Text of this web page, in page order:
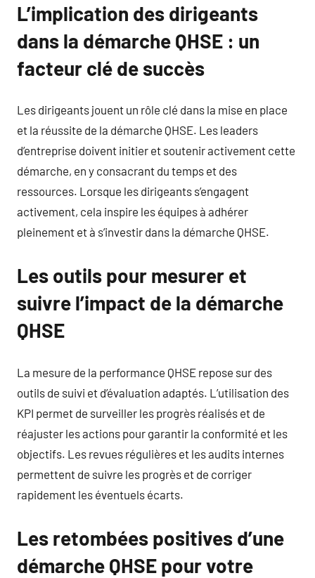
L’implication des dirigeants
dans la démarche QHSE : un
facteur clé de succès
Les dirigeants jouent un rôle clé dans la mise en place
et la réussite de la démarche QHSE. Les leaders
d’entreprise doivent initier et soutenir activement cette
démarche, en y consacrant du temps et des
ressources. Lorsque les dirigeants s’engagent
activement, cela inspire les équipes à adhérer
pleinement et à s’investir dans la démarche QHSE.
Les outils pour mesurer et
suivre l’impact de la démarche
QHSE
La mesure de la performance QHSE repose sur des
outils de suivi et d’évaluation adaptés. L’utilisation des
KPI permet de surveiller les progrès réalisés et de
réajuster les actions pour garantir la conformité et les
objectifs. Les revues régulières et les audits internes
permettent de suivre les progrès et de corriger
rapidement les éventuels écarts.
Les retombées positives d’une
démarche QHSE pour votre